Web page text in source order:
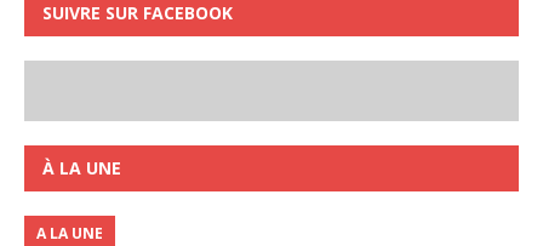
SUIVRE SUR FACEBOOK
À LA UNE
A LA UNE